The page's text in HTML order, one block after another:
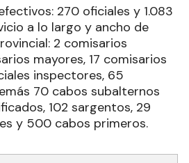
270 oficiales y 1.083
a lo largo y ancho de
2 comisarios
mayores, 17 comisarios
inspectores, 65
70 cabos subalternos
102 sargentos, 29
y 500 cabos primeros.